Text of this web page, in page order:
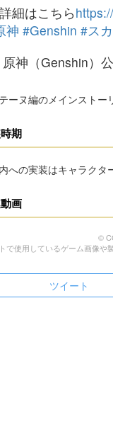
細はこちら
神 #Genshin #ス
神（Genshin）
ーヌ編のメインストー
期
への実装はキャラクタ
画
©
で使用しているゲーム画像や
ツイート